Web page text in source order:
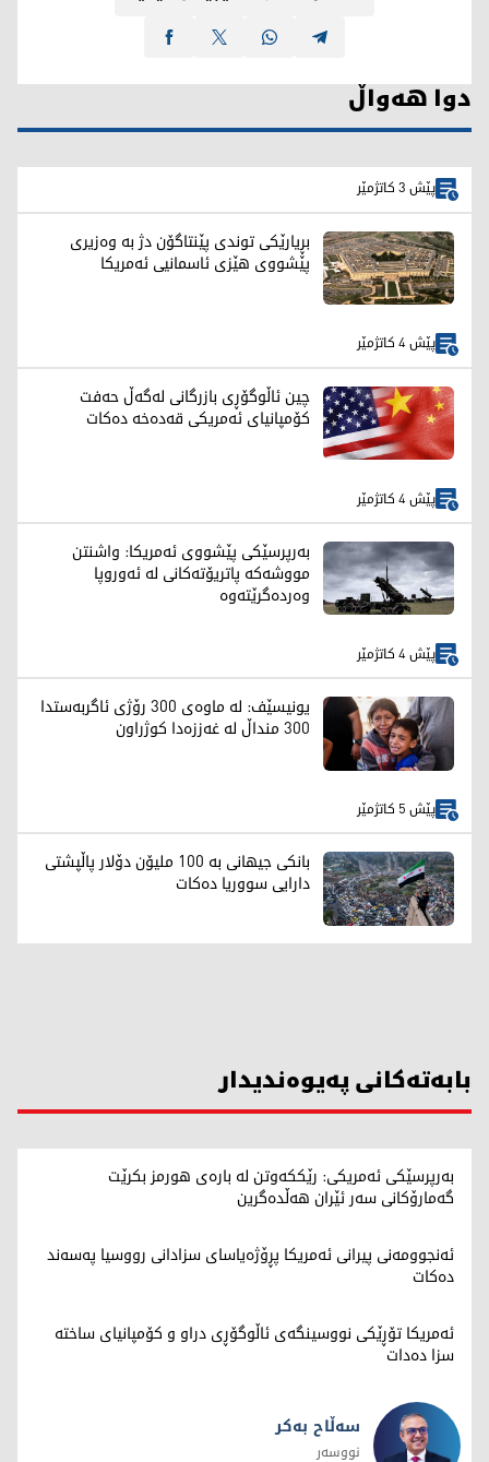
دوا هەواڵ
پێش 3 کاتژمێر
بڕیارێکی توندی پێنتاگۆن دژ بە وەزیری
پێشووی هێزی ئاسمانیی ئەمریکا
پێش 4 کاتژمێر
چین ئاڵوگۆڕی بازرگانی لەگەڵ حەفت
کۆمپانیای ئەمریکی قەدەخە دەکات
پێش 4 کاتژمێر
بەرپرسێکی پێشووی ئەمریکا: واشنتن
مووشەکە پاتریۆتەکانی لە ئەوروپا
وەردەگرێتەوە
پێش 4 کاتژمێر
یونیسێف: لە ماوەی 300 رۆژی ئاگربەستدا
300 منداڵ لە غەززەدا کوژراون
پێش 5 کاتژمێر
بانکی جیهانی بە 100 ملیۆن دۆلار پاڵپشتی
دارایی سووریا دەکات
بابەتەکانی پەیوەندیدار
بەرپرسێکی ئەمریکی: رێککەوتن لە بارەی هورمز بکرێت
گەمارۆکانی سەر ئێران هەڵدەگرین
ئەنجوومەنی پیرانی ئەمریکا پڕۆژەیاسای سزادانی رووسیا په‌سه‌ند
ده‌كات
ئەمریکا تۆڕێکی نووسینگەی ئاڵوگۆڕی دراو و کۆمپانیای ساختە
سزا دەدات
سەڵاح بەکر
نووسەر